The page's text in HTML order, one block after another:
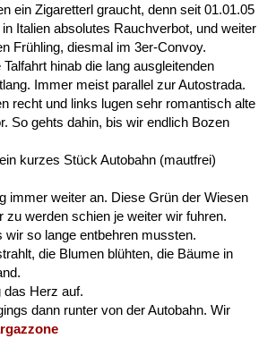
ein Zigaretterl graucht, denn seit 01.01.05
Italien absolutes Rauchverbot, und weiter
Frühling, diesmal im 3er-Convoy.
hinab die lang ausgleitenden
Immer meist parallel zur Autostrada.
recht und links lugen sehr romantisch alte
So gehts dahin, bis wir endlich Bozen
kurzes Stück Autobahn (mautfrei)
immer weiter an. Diese Grün der Wiesen
zu werden schien je weiter wir fuhren.
wir so lange entbehren mussten.
die Blumen blühten, die Bäume in
das Herz auf.
dann runter von der Autobahn. Wir